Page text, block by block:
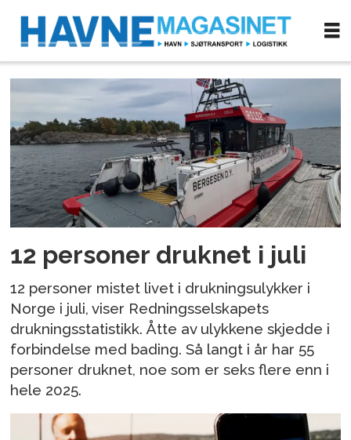
Tag:
drukningsdød
12 personer druknet i juli
12 personer mistet livet i drukningsulykker i
Norge i juli, viser Redningsselskapets
drukningsstatistikk. Åtte av ulykkene skjedde i
forbindelse med bading. Så langt i år har 55
personer druknet, noe som er seks flere enn i
hele 2025.